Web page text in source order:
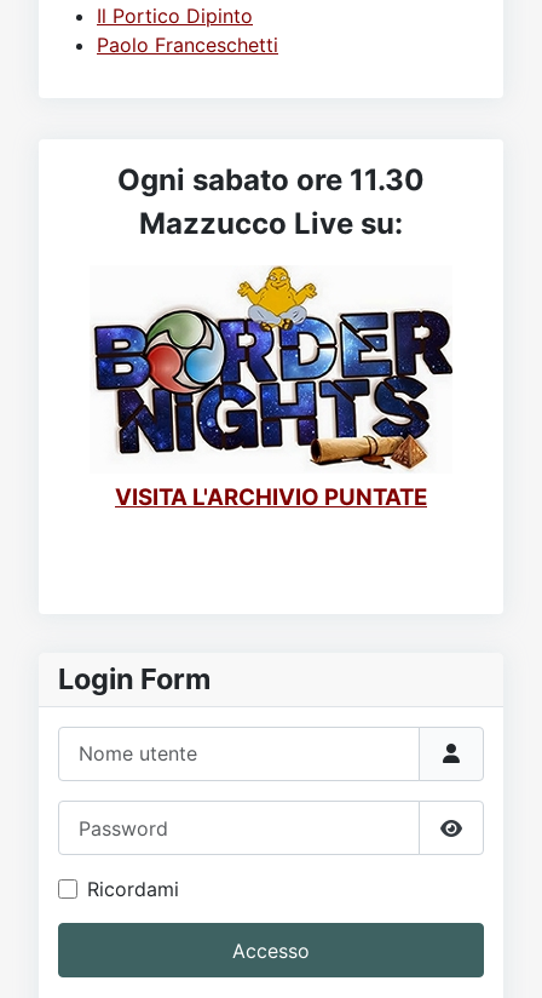
Login Form
Mostra
Ricordami
Accesso
Il Portico Dipinto
Paolo Franceschetti
Ogni sabato ore 11.30
Mazzucco Live su:
VISITA L'ARCHIVIO PUNTATE